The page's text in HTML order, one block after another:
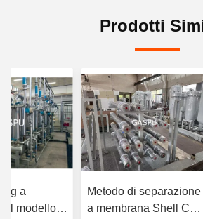
Prodotti
kg a
modello I
Metodo di separazione
a membrana Shell CS